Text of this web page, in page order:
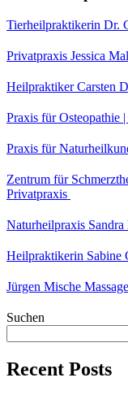
Tierheilpraktikerin Dr.
Privatpraxis Jessica
Heilpraktiker Carsten
Praxis für Osteopathie
Praxis für
Zentrum für
Privatpraxis
Naturheilpraxis Sandra
Heilpraktikerin Sabine
Jürgen Mische
Suchen
Recent Posts